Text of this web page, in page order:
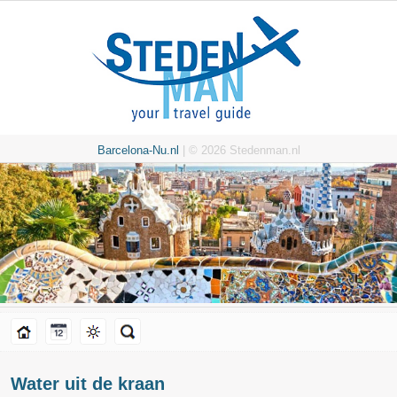
Barcelona-Nu.nl | © 2026 Stedenman.nl
Water uit de kraan